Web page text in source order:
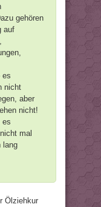
gehören
auf
es
nicht
aber
nicht!
es
mal
lang
Ölziehkur